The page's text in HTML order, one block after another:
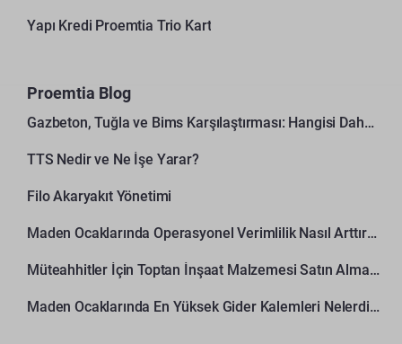
Yapı Kredi Proemtia Trio Kart
Proemtia Blog
Gazbeton, Tuğla ve Bims Karşılaştırması: Hangisi Daha Avantajlı?
TTS Nedir ve Ne İşe Yarar?
Filo Akaryakıt Yönetimi
Maden Ocaklarında Operasyonel Verimlilik Nasıl Arttırılır?
Müteahhitler İçin Toptan İnşaat Malzemesi Satın Alma Rehberi
Maden Ocaklarında En Yüksek Gider Kalemleri Nelerdir?